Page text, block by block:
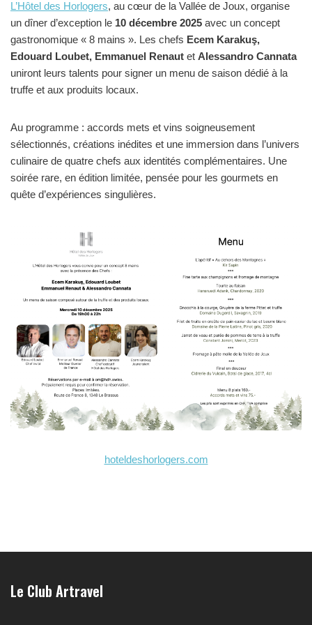
L’Hôtel des Horlogers, au cœur de la Vallée de Joux, organise
un dîner d’exception le 10 décembre 2025 avec un concept
gastronomique « 8 mains ». Les chefs Ecem Karakuş,
Edouard Loubet, Emmanuel Renaut et Alessandro Cannata
uniront leurs talents pour signer un menu de saison dédié à la
truffe et aux produits locaux.
Au programme : accords mets et vins soigneusement
sélectionnés, créations inédites et une immersion dans l’univers
culinaire de quatre chefs aux identités complémentaires. Une
soirée rare, en édition limitée, pensée pour les gourmets en
quête d’expériences singulières.
hoteldeshorlogers.com
Le Club Artravel